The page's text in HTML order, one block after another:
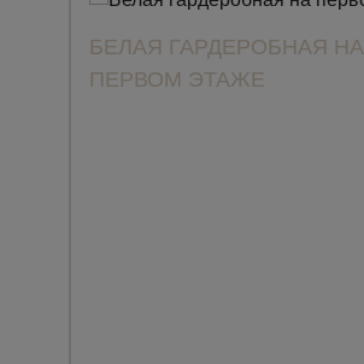
БЕЛАЯ ГАРДЕРОБНАЯ НА
ПЕРВОМ ЭТАЖЕ